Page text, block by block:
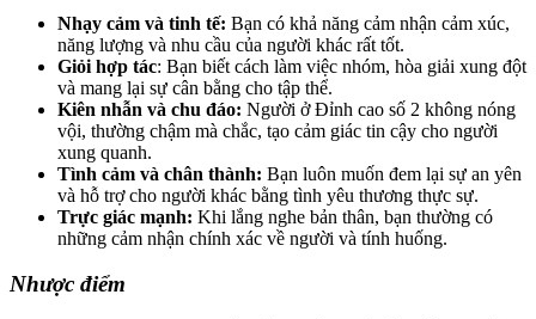
Nhạy cảm và tinh tế: Bạn có khả năng cảm nhận cảm xúc,
năng lượng và nhu cầu của người khác rất tốt.
Giỏi hợp tác: Bạn biết cách làm việc nhóm, hòa giải xung đột
và mang lại sự cân bằng cho tập thể.
Kiên nhẫn và chu đáo: Người ở Đỉnh cao số 2 không nóng
vội, thường chậm mà chắc, tạo cảm giác tin cậy cho người
xung quanh.
Tình cảm và chân thành: Bạn luôn muốn đem lại sự an yên
và hỗ trợ cho người khác bằng tình yêu thương thực sự.
Trực giác mạnh: Khi lắng nghe bản thân, bạn thường có
những cảm nhận chính xác về người và tính huống.
Nhược điểm